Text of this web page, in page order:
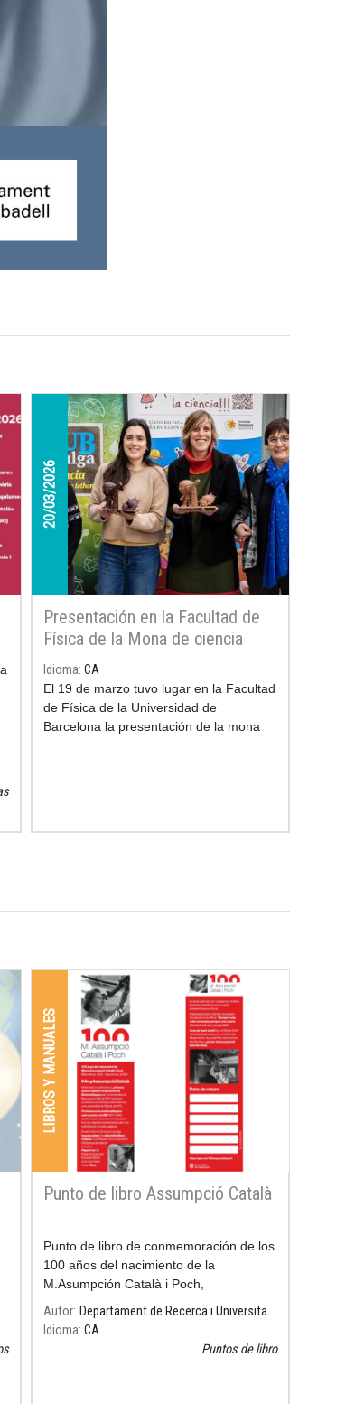
20/03/2026
Presentación en la Facultad de
Física de la Mona de ciencia
astrónoma
Idioma CA
El 19 de marzo tuvo lugar en la Facultad
de Física de la Universidad de
Barcelona la presentación de la mona
vocaciones científicas entre los más
LIBROS Y MANUALES
Punto de libro Assumpció Català
Punto de libro de conmemoración de los
100 años del nacimiento de la
M.Asumpción Català i Poch,
matemática, astrónoma, primera mujer
en obtener el doctorado en Matemáticas
Autor
Departament de Recerca i Universitats
Idioma CA
Puntos de libro